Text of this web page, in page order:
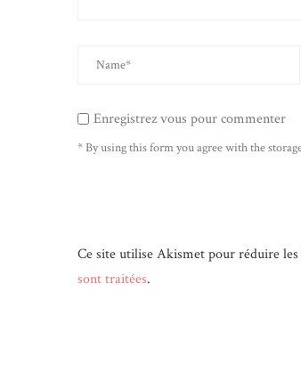
Enregistrez vous pour commenter
* By using this form you agree with the
Ce site utilise Akismet pour réduire les
sont traitées.